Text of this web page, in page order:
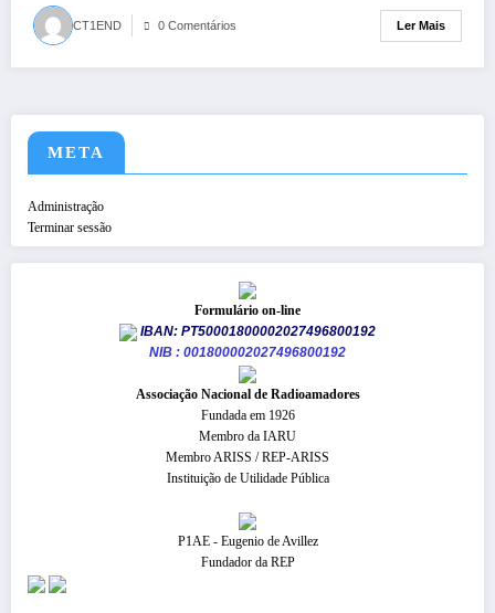
CT1END 0 Comentários Ler Mais
META
Administração
Terminar sessão
Formulário on-line
IBAN: PT50001800002027496800192
NIB : 001800002027496800192
​Associação Nacional de Radioamadores
Fundada em 1926
Membro da IARU
Membro ARISS / REP-ARISS
Instituição de Utilidade Pública
P1AE - Eugenio de Avillez
Fundador da REP